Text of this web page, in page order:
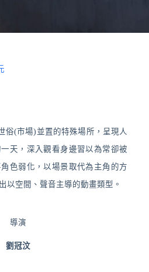
俗(市場)並置的特殊場所，呈現人
天，深入觀看身邊習以為常卻被
色弱化，以場景取代為主角的方
以空間、聲音主導的動畫類型。
導演
劉冠汶